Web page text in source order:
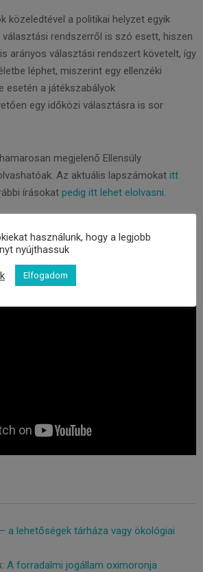
közeledtével a politikai helyzet egyik
rendszerről is szó esett, hiszen
arányos választási rendszert követelt, így
léphet, miszerint egy ellenzéki
esetén a játékszabályok
egy időközi választásra is sor
megjelenő Ellensúly
Az aktuális lapszámokat itt
írásokat pedig itt lehet elolvasni.
reméljük, hogy személyesen is
a lehetőségek tárháza vagy ökológiai
A forradalmi jogállam oximoronja
használunk, hogy a legjobb
nyújthassuk
Elfogadom